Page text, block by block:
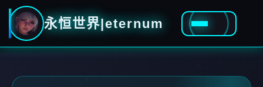
永恒世界|eternum